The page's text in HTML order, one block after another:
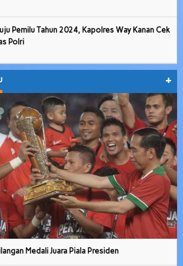
Pemilu Tahun 2024, Kapolres Way Kanan Cek
Polri
+
Medali Juara Piala Presiden